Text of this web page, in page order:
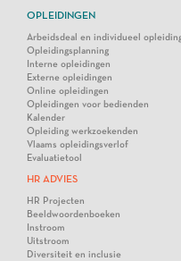
OPLEIDINGEN
Arbeidsdeal en individueel
Opleidingsplanning
Interne opleidingen
Externe opleidingen
Online opleidingen
Opleidingen voor bedienden
Kalender
Opleiding werkzoekenden
Vlaams opleidingsverlof
Evaluatietool
HR ADVIES
HR Projecten
Beeldwoordenboeken
Instroom
Uitstroom
Diversiteit en inclusie